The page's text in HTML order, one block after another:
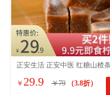
正安生活 正安中医 红糖山楂
楂块酸甜开胃口感浓郁
￥ 29.9 ￥79 （3.8折）